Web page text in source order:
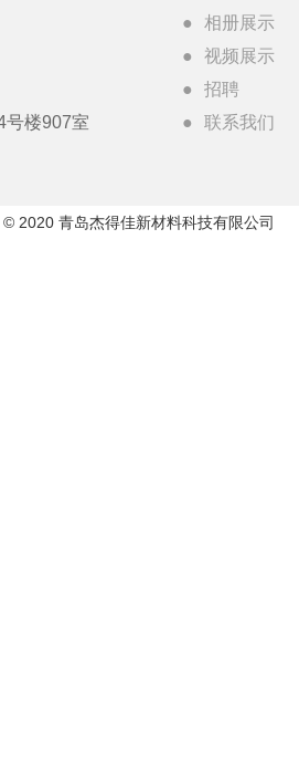
号楼907室
相册展示
视频展示
招聘
联系我们
2020 青岛杰得佳新材料科技有限公司